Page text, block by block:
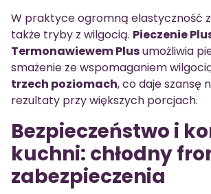
W praktyce ogromną elastyczność
także tryby z wilgocią. Pieczenie
Termonawiewem Plusumożliwia
smażenie ze wspomaganiem
trzech poziomach, co daje szansę
rezultaty przy większych porcjach.
Bezpieczeństwo i
kuchni: chłodny
zabezpieczenia